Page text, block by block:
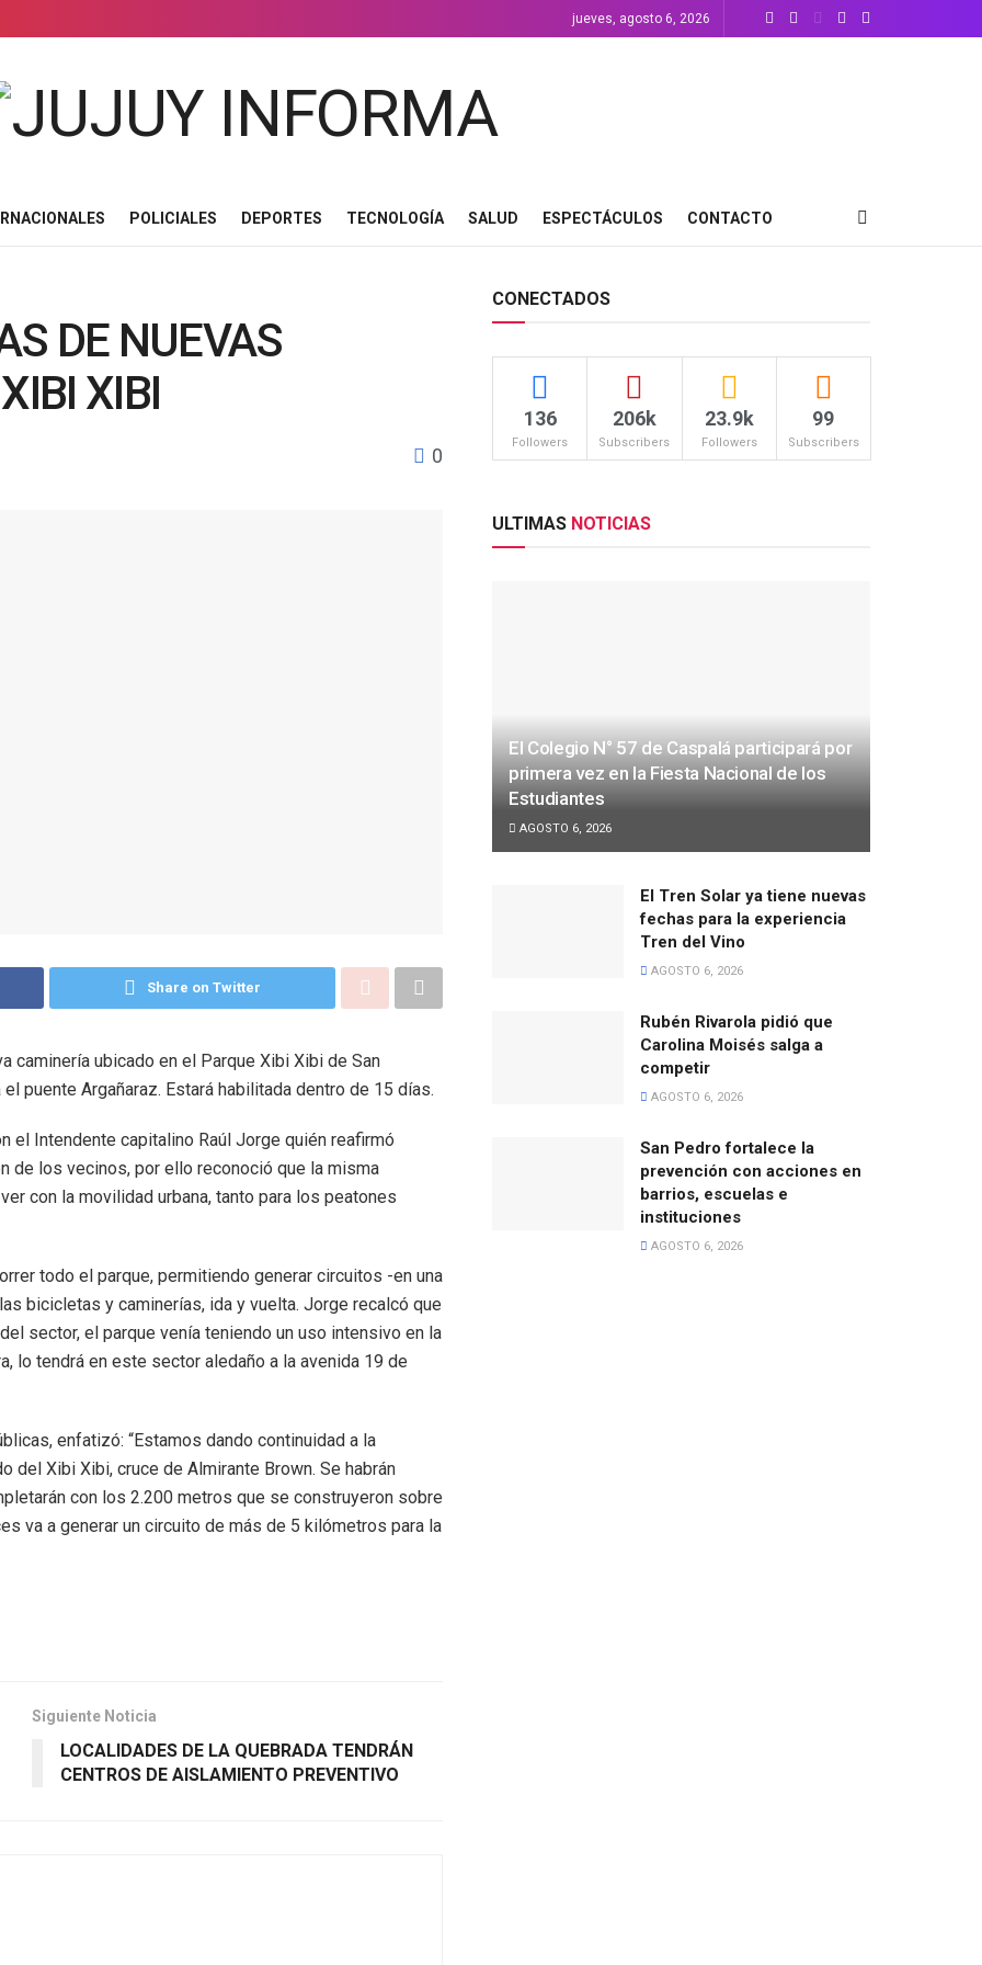
jueves, agosto 6, 2026
POLICIALES DEPORTES TECNOLOGÍA SALUD ESPECTÁCULOS CONTACTO
DE NUEVAS
XIBI
0
Share on Twitter
caminería ubicado en el Parque Xibi Xibi de San
puente Argañaraz. Estará habilitada dentro de 15 días.
el Intendente capitalino Raúl Jorge quién reafirmó
de los vecinos, por ello reconoció que la misma
con la movilidad urbana, tanto para los peatones
todo el parque, permitiendo generar circuitos -en una
bicicletas y caminerías, ida y vuelta. Jorge recalcó que
sector, el parque venía teniendo un uso intensivo en la
lo tendrá en este sector aledaño a la avenida 19 de
enfatizó: “Estamos dando continuidad a la
del Xibi Xibi, cruce de Almirante Brown. Se habrán
con los 2.200 metros que se construyeron sobre
va a generar un circuito de más de 5 kilómetros para la
Siguiente Noticia
LOCALIDADES DE LA QUEBRADA TENDRÁN
CENTROS DE AISLAMIENTO PREVENTIVO
CONECTADOS
136
Followers
206k
Subscribers
23.9k
Followers
99
Subscribers
ULTIMAS NOTICIAS
El Colegio N° 57 de Caspalá participará por
primera vez en la Fiesta Nacional de los
Estudiantes
AGOSTO 6, 2026
El Tren Solar ya tiene nuevas
fechas para la experiencia
Tren del Vino
AGOSTO 6, 2026
Rubén Rivarola pidió que
Carolina Moisés salga a
competir
AGOSTO 6, 2026
San Pedro fortalece la
prevención con acciones en
barrios, escuelas e
instituciones
AGOSTO 6, 2026